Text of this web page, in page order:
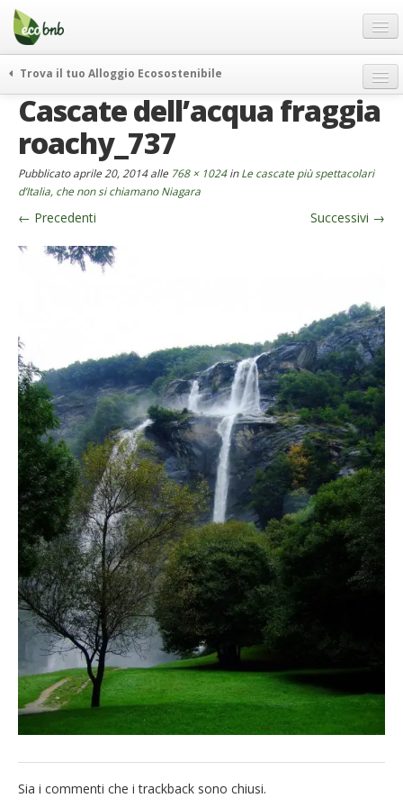
Menu
Salta
contenuto
Offerte Speciali
Regali
FAQ
Chi Siamo
Partner
Contatti
Spanish
French
Italiano
Trova il tuo Alloggio Ecosostenibile
weekend green
curiosità
vivere e viaggiare verde
news ed eventi
rassegna stampa
Cascate dell’acqua fraggia
roachy_737
Pubblicatoaprile 20, 2014alle 768 × 1024inLe cascate più spettacolari
d’Italia, che non si chiamano Niagara
← Precedenti Successivi →
Sia i commenti che i trackback sono chiusi.